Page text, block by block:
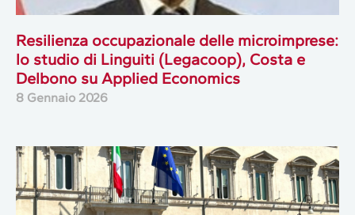
Resilienza occupazionale delle microimprese:
lo studio di Linguiti (Legacoop), Costa e
Delbono su Applied Economics
8 Gennaio 2026